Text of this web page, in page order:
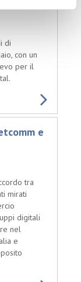
di
con un
per il
e
tra
mirati
digitali
nel
e